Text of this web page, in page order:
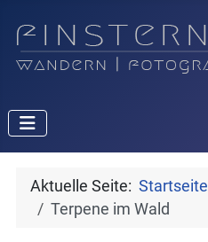
Aktuelle Seite: Startseite
Terpene im Wald